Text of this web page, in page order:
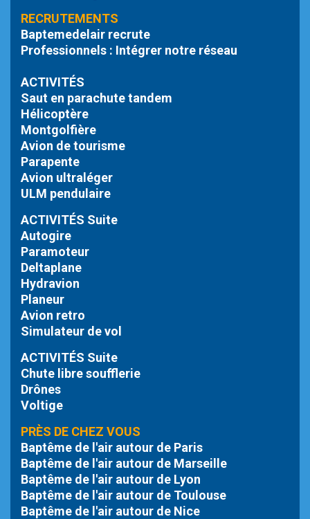
RECRUTEMENTS
Baptemedelair recrute
Professionnels : Intégrer notre réseau
ACTIVITÉS
Saut en parachute tandem
Hélicoptère
Montgolfière
Avion de tourisme
Parapente
Avion ultraléger
ULM pendulaire
ACTIVITÉS Suite
Autogire
Paramoteur
Deltaplane
Hydravion
Planeur
Avion retro
Simulateur de vol
ACTIVITÉS Suite
Chute libresoufflerie
Drônes
Voltige
PRÈS DE CHEZ VOUS
Baptême de l'air autour de Paris
Baptême de l'air autour de Marseille
Baptême de l'air autour de Lyon
Baptême de l'air autour de Toulouse
Baptême de l'air autour de Nice